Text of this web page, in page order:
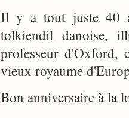
Il y a tout juste 40
tolkiendil danoise,
professeur d'Oxford,
vieux royaume
Bon anniversaire à la